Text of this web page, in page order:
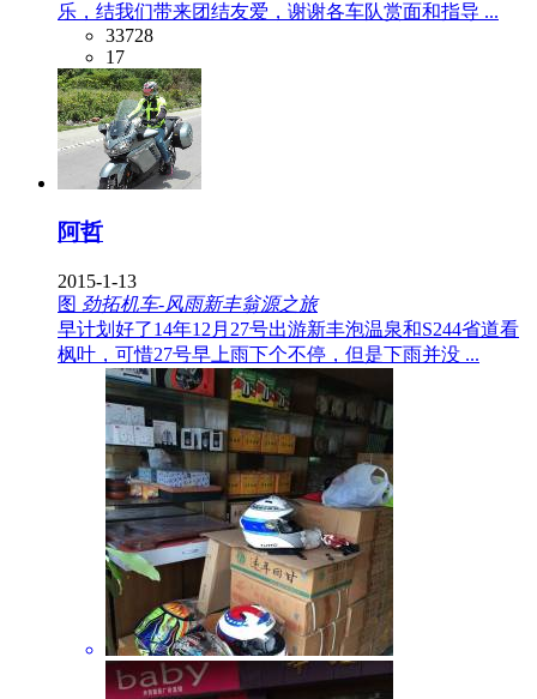
乐，结我们带来团结友爱，谢谢各车队赏面和指导 ...
33728
17
阿哲
2015-1-13
图 劲拓机车-风雨新丰翁源之旅
早计划好了14年12月27号出游新丰泡温泉和S244省道看
枫叶，可惜27号早上雨下个不停，但是下雨并没 ...